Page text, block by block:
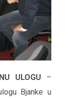
ULOGU –
Bjanke u